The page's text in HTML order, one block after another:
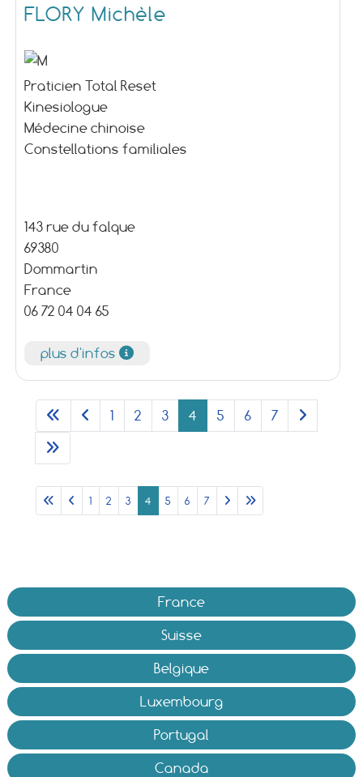
FLORY Michèle
Praticien Total Reset
Kinesiologue
Médecine chinoise
Constellations familiales
143 rue du falque
69380
Dommartin
France
06 72 04 04 65
plus d'infos
1 2 3 4 5 6 7
1 2 3 4 5 6 7
France
Suisse
Belgique
Luxembourg
Portugal
Canada